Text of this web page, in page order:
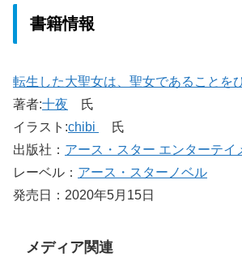
書籍情報
転生した大聖女は、聖女であることを
著者:十夜 氏
イラスト:chibi
氏
出版社： アース・スター エンターテイ
レーベル： アース・スターノベル
発売日：2020年5月15日
メディア関連